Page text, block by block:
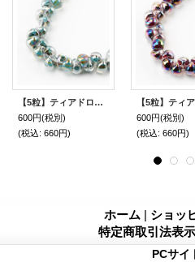
【5粒】ティアドロップビーズ ラスター 【Easter Egg】
600円(税別)
(税込: 660円)
600円(税別)
(税込: 660円)
ホーム | ショッ
特定商取引法表示
PCサイ